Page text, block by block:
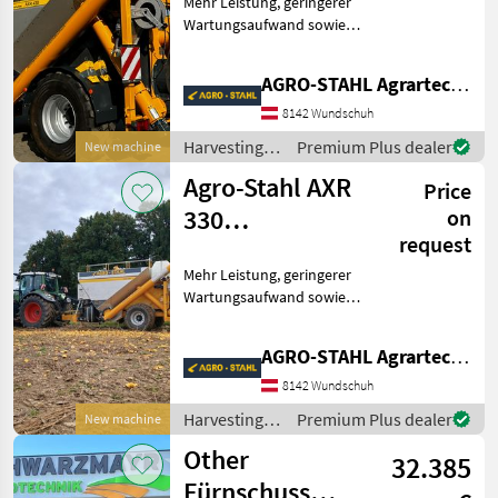
New machine
Wartungsaufwand sowie
6, 93 m • Breite: 2, 85 m •
Höhe: 3, 65 m
AGRO-STAHL Agrartechnik und Stahlbau GmbH
8142 Wundschuh
Harvesting
equipment
crop fields /
Agro-Stahl
Premium Plus dealer
New machine
Agro-Stahl AXR
330
Kürbiserntemaschine
Price
on
request
Mehr Leistung, geringerer
Wartungsaufwand sowie
6, 85 m • Breite: 2, 75 m •
8250 kg •
AGRO-STAHL Agrartechnik und Stahlbau GmbH
8142 Wundschuh
Harvesting
equipment
crop fields /
Agro-Stahl
Premium Plus dealer
Other
32.385